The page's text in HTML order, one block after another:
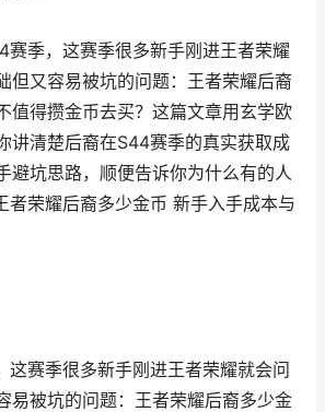
赛季，这赛季很多新手刚进王者荣耀
但又容易被坑的问题：王者荣耀后裔
值得攒金币去买？这篇文章用玄学欧
讲清楚后裔在S44赛季的真实获取成
避坑思路，顺便告诉你为什么有的人
者荣耀后裔多少金币 新手入手成本与
这赛季很多新手刚进王者荣耀就会问
易被坑的问题：王者荣耀后裔多少金